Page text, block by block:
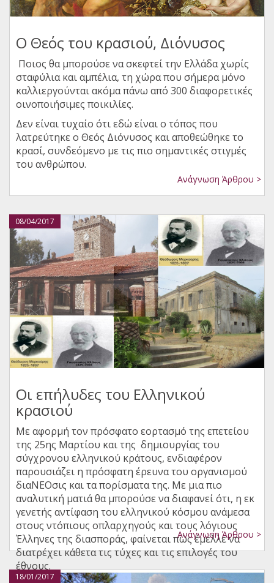
Ο Θεός του κρασιού, Διόνυσος
Ποιος θα μπορούσε να σκεφτεί την Ελλάδα χωρίς
σταφύλια και αμπέλια, τη χώρα που σήμερα μόνο
καλλιεργούνται ακόμα πάνω από 300 διαφορετικές
οινοποιήσιμες ποικιλίες.
Δεν είναι τυχαίο ότι εδώ είναι ο τόπος που
λατρεύτηκε ο Θεός Διόνυσος και αποθεώθηκε το
κρασί, συνδεόμενο με τις πιο σημαντικές στιγμές
του ανθρώπου.
Ανάγνωση Άρθρου >
08/04/2017
Οι επήλυδες του Ελληνικού
κρασιού
Με αφορμή τον πρόσφατο εορτασμό της επετείου
της 25ης Μαρτίου και της δημιουργίας του
σύγχρονου ελληνικού κράτους, ενδιαφέρον
παρουσιάζει η πρόσφατη έρευνα του οργανισμού
διαΝΕΟσις και τα πορίσματα της. Με μια πιο
αναλυτική ματιά θα μπορούσε να διαφανεί ότι, η εκ
γενετής αντίφαση του ελληνικού κόσμου ανάμεσα
στους ντόπιους οπλαρχηγούς και τους λόγιους
Έλληνες της διασποράς, φαίνεται πώς έμελλε να
διατρέχει κάθετα τις τύχες και τις επιλογές του
έθνους.
Ανάγνωση Άρθρου >
18/01/2017